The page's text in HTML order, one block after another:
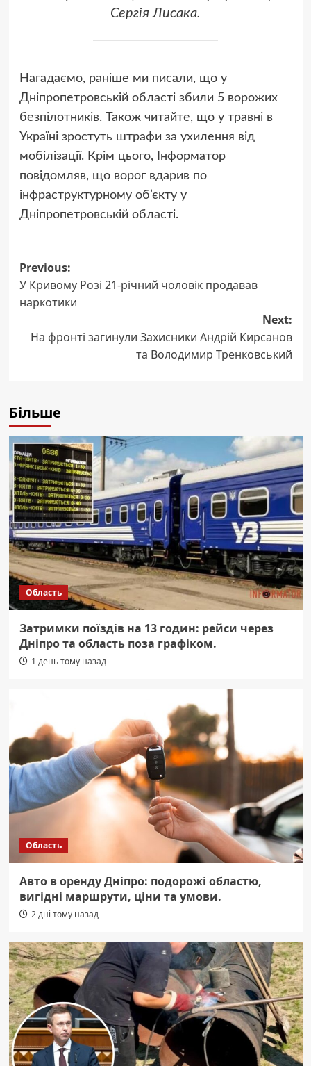
Сергія Лисака.
Нагадаємо, раніше ми писали, що у
Дніпропетровській області збили 5 ворожих
безпілотників. Також читайте, що у травні в
Україні зростуть штрафи за ухилення від
мобілізації. Крім цього, Інформатор
повідомляв, що ворог вдарив по
інфраструктурному об’єктуу
Дніпропетровській області.
Post
navigation
Previous:
У Кривому Розі 21-річний чоловік продавав
наркотики
Next:
На фронті загинули Захисники Андрій Кирсанов
та Володимир Тренковський
Більше
Область
Затримки поїздів на 13 годин: рейси через
Дніпро та область поза графіком.
1 день тому назад
Область
Авто в оренду Дніпро: подорожі областю,
вигідні маршрути, ціни та умови.
2 дні тому назад